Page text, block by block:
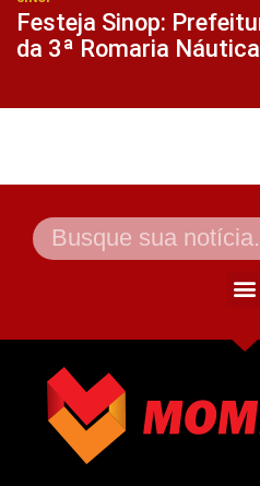
Festeja Sinop:
da 3ª Romaria Náutica